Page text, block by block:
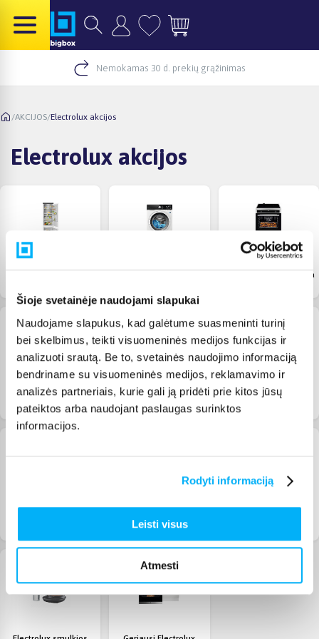
Šioje svetainėje naudojami slapukai
Naudojame slapukus, kad galėtume suasmeninti turinį
bei skelbimus, teikti visuomeninės medijos funkcijas ir
analizuoti srautą. Be to, svetainės naudojimo informaciją
bendriname su visuomeninės medijos, reklamavimo ir
analizės partneriais, kurie gali ją pridėti prie kitos jūsų
pateiktos arba naudojant paslaugas surinktos
informacijos.
Rodyti informaciją
Leisti visus
Atmesti
Nemokamas 30 d. prekių grąžinimas
/AKCIJOS/Electrolux akcijos
Electrolux akcijos
Electrolux viryklių akcija
Electrolux indaplovių
akcija
Electrolux kaitlenčių
akcija
Electrolux orkaičių
krosnelių akcija